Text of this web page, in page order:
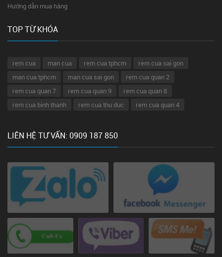
Hướng dẫn mua hàng
TOP TỪ KHÓA
rem cua man cua rem cua tphcm
rem cua sai gon
man cua tphcm
man cua sai gon
rem cua quan 2
rem cua quan 7
rem cua quan 9
rem cua quan 8
rem cua binh thanh
rem cua thu duc rem cua quan 4
LIÊN HỆ TƯ VẤN: 0909 187 850